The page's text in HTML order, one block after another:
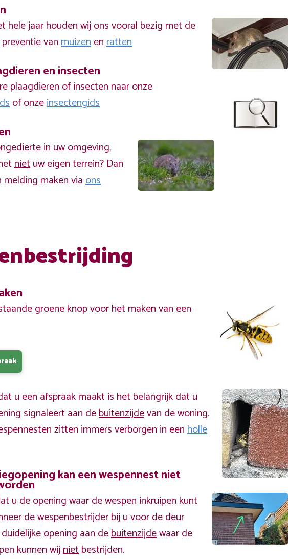
hele jaar houden wij ons vooral bezig met de
vanmuizenenratten
en insecten
plaagdieren of insecten naar onze
of onzeinsectengids
in uw omgeving,
nietuw eigen terrein? Dan
melding maken viaons
groene knop voor het maken van een
u een afspraak maakt is het belangrijk dat u
signaleert aan debuitenzijdevan de woning.
zitten immers verborgen in eenholle
kan een wespennest niet
u de opening waar de wespen inkruipen kunt
de wespenbestrijder bij u voor de deur
opening aan debuitenzijdewaar de
kunnen wijnietbestrijden.